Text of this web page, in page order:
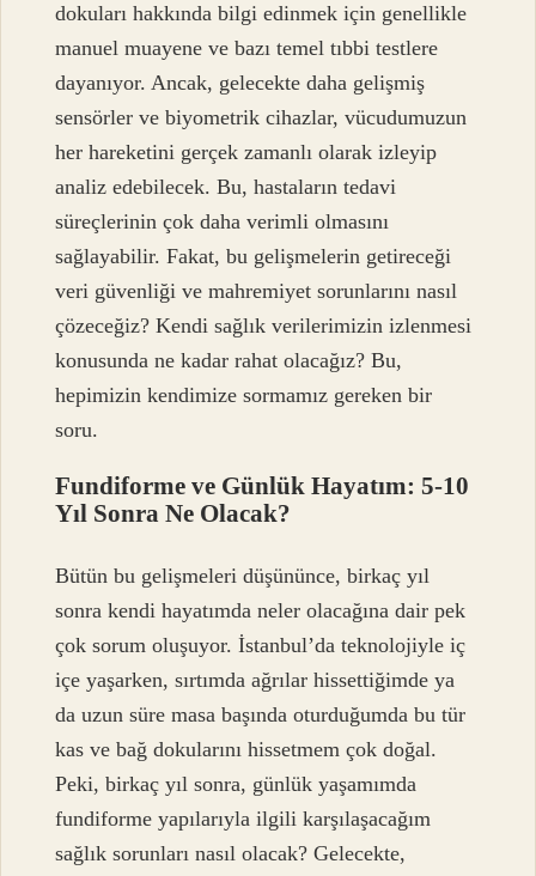
dokuları hakkında bilgi edinmek için genellikle
manuel muayene ve bazı temel tıbbi testlere
dayanıyor. Ancak, gelecekte daha gelişmiş
sensörler ve biyometrik cihazlar, vücudumuzun
her hareketini gerçek zamanlı olarak izleyip
analiz edebilecek. Bu, hastaların tedavi
süreçlerinin çok daha verimli olmasını
sağlayabilir. Fakat, bu gelişmelerin getireceği
veri güvenliği ve mahremiyet sorunlarını nasıl
çözeceğiz? Kendi sağlık verilerimizin izlenmesi
konusunda ne kadar rahat olacağız? Bu,
hepimizin kendimize sormamız gereken bir
soru.
Fundiforme ve Günlük Hayatım: 5-10
Yıl Sonra Ne Olacak?
Bütün bu gelişmeleri düşününce, birkaç yıl
sonra kendi hayatımda neler olacağına dair pek
çok sorum oluşuyor. İstanbul’da teknolojiyle iç
içe yaşarken, sırtımda ağrılar hissettiğimde ya
da uzun süre masa başında oturduğumda bu tür
kas ve bağ dokularını hissetmem çok doğal.
Peki, birkaç yıl sonra, günlük yaşamımda
fundiforme yapılarıyla ilgili karşılaşacağım
sağlık sorunları nasıl olacak? Gelecekte,